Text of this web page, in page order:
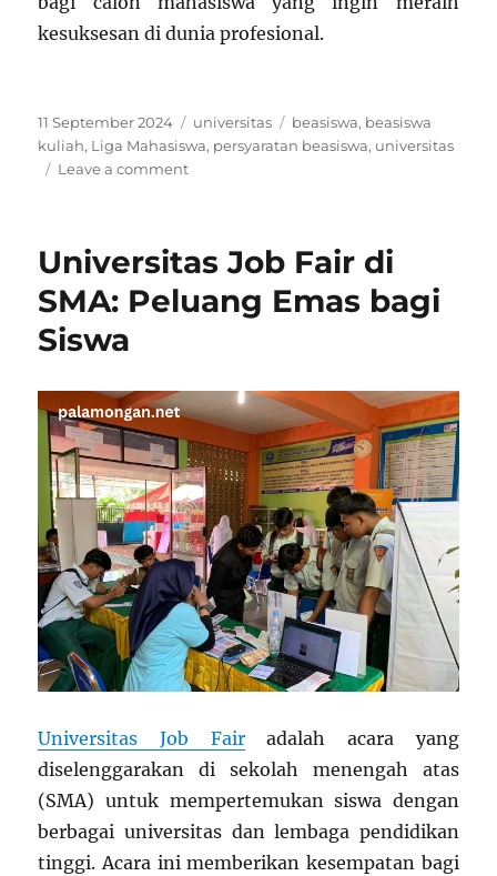
kesuksesan di dunia profesional.
Posted
on
11 September 2024 Categories
universitas Tags
beasiswa, beasiswa
kuliah, Liga Mahasiswa, persyaratan beasiswa, universitas
Leave a commenton
Universitas Job Fair di
SMA: Peluang Emas bagi
Siswa
Universitas Job Fairadalah acara yang
diselenggarakan di sekolah menengah atas
(SMA) untuk mempertemukan siswa dengan
berbagai universitas dan lembaga pendidikan
tinggi. Acara ini memberikan kesempatan bagi